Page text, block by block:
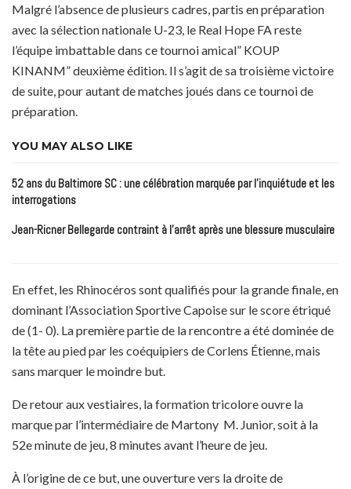
Malgré l’absence de plusieurs cadres, partis en préparation
avec la sélection nationale U-23, le Real Hope FA reste
l’équipe imbattable dans ce tournoi amical” KOUP
KINANM” deuxième édition. Il s’agit de sa troisième victoire
de suite, pour autant de matches joués dans ce tournoi de
préparation.
YOU MAY ALSO LIKE
52 ans du Baltimore SC : une célébration marquée par l’inquiétude et les
interrogations
Jean-Ricner Bellegarde contraint à l’arrêt après une blessure musculaire
En effet, les Rhinocéros sont qualifiés pour la grande finale, en
dominant l’Association Sportive Capoise sur le score étriqué
de (1- 0). La première partie de la rencontre a été dominée de
la tête au pied par les coéquipiers de Corlens Étienne, mais
sans marquer le moindre but.
De retour aux vestiaires, la formation tricolore ouvre la
marque par l’intermédiaire de Martony M. Junior, soit à la
52e minute de jeu, 8 minutes avant l’heure de jeu.
À l’origine de ce but, une ouverture vers la droite de